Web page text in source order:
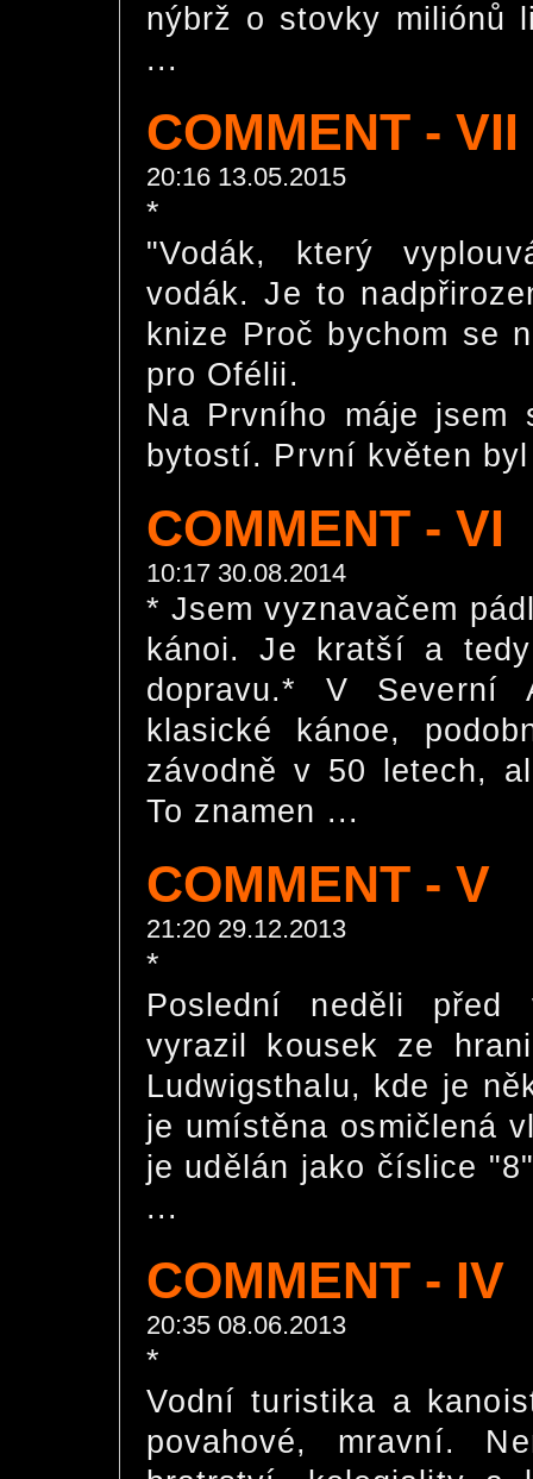
nýbrž o stovky miliónů
...
COMMENT - VII
20:16 13.05.2015
*
"Vodák, který
vodák. Je to
knize Proč bychom se
pro Ofélii.
Na Prvního máje jsem
bytostí. První květen
COMMENT - VI
10:17 30.08.2014
* Jsem vyznavačem
kánoi. Je kratší a
dopravu.* V Severní
klasické kánoe,
závodně v 50 letech,
To znamen ...
COMMENT - V
21:20 29.12.2013
*
Poslední neděli před
vyrazil kousek ze
Ludwigsthalu, kde je
je umístěna osmičlená
je udělán jako číslice
...
COMMENT - IV
20:35 08.06.2013
*
Vodní turistika a
povahové, mravní.